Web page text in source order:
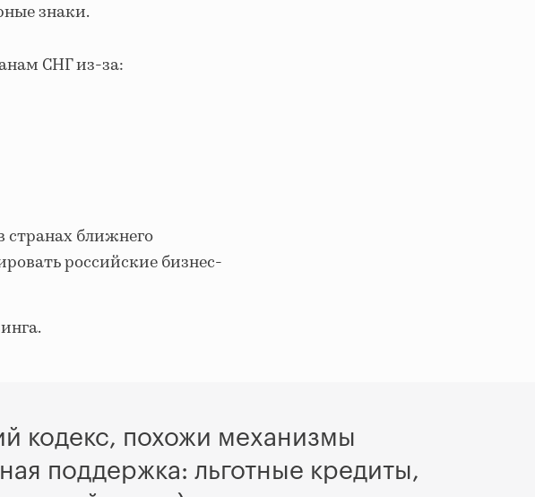
знаки.
СНГ из-за:
странах ближнего
российские бизнес-
кодекс, похожи механизмы
поддержка: льготные кредиты,